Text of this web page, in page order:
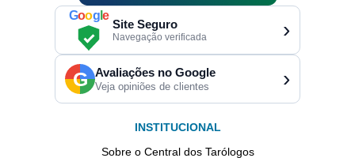
Google
Site Seguro
Navegação verificada ›
G Avaliações no Google
Veja opiniões de clientes ›
INSTITUCIONAL
Sobre o Central dos Tarólogos